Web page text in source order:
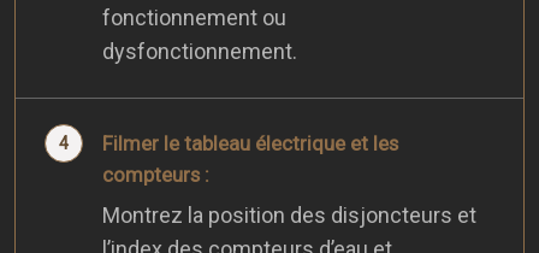
fonctionnement ou
dysfonctionnement.
Filmer le tableau électrique et les
compteurs :
Montrez la position des disjoncteurs et